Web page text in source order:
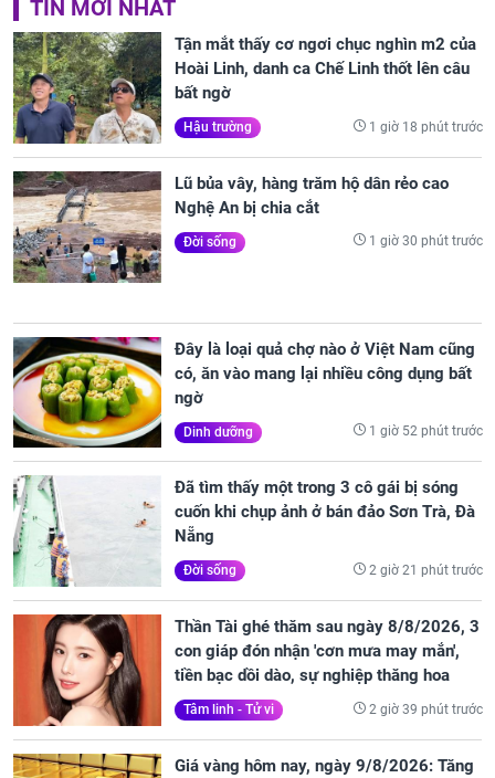
TIN MỚI NHẤT
Tận mắt thấy cơ ngơi chục nghìn m2 của
Hoài Linh, danh ca Chế Linh thốt lên câu
bất ngờ
Hậu trường 1 giờ 18 phút trước
Lũ bủa vây, hàng trăm hộ dân rẻo cao
Nghệ An bị chia cắt
Đời sống 1 giờ 30 phút trước
Đây là loại quả chợ nào ở Việt Nam cũng
có, ăn vào mang lại nhiều công dụng bất
ngờ
Dinh dưỡng 1 giờ 52 phút trước
Đã tìm thấy một trong 3 cô gái bị sóng
cuốn khi chụp ảnh ở bán đảo Sơn Trà, Đà
Nẵng
Đời sống 2 giờ 21 phút trước
Thần Tài ghé thăm sau ngày 8/8/2026, 3
con giáp đón nhận 'cơn mưa may mắn',
tiền bạc dồi dào, sự nghiệp thăng hoa
Tâm linh - Tử vi 2 giờ 39 phút trước
Giá vàng hôm nay, ngày 9/8/2026: Tăng